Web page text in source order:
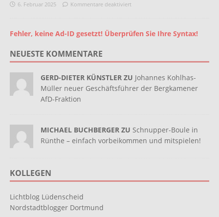
6. Februar 2025 Kommentare deaktiviert
Fehler, keine Ad-ID gesetzt! Überprüfen Sie Ihre Syntax!
NEUESTE KOMMENTARE
GERD-DIETER KÜNSTLER ZU Johannes Kohlhas-
Müller neuer Geschäftsführer der Bergkamener
AfD-Fraktion
MICHAEL BUCHBERGER ZU Schnupper-Boule in
Rünthe – einfach vorbeikommen und mitspielen!
KOLLEGEN
Lichtblog Lüdenscheid
Nordstadtblogger Dortmund